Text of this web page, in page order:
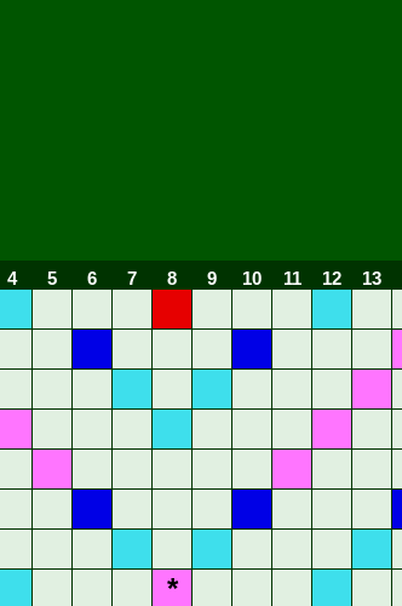
4 5 6 7 8 9 10 11 12 13
*